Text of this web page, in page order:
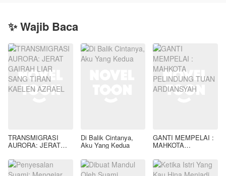
✨ Wajib Baca
TRANSMIGRASI
AURORA: JERAT
TIRAN KAELEN
AZRAEL
Di Balik Cintanya,
Aku Yang Kedua
GANTI MEMPELAI :
MAHKOTA
ARDIANSYAH